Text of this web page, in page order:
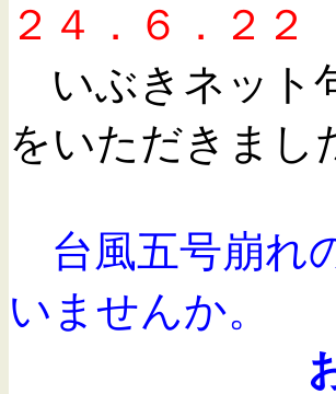
２４．６．２
いぶきネット
をいただきま
台風五号崩れ
いませんか。